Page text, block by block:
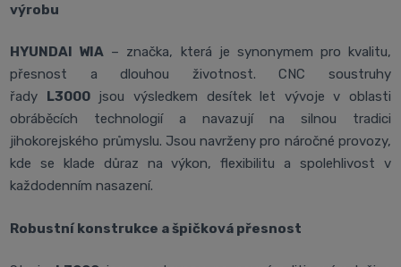
výrobu
HYUNDAI WIA – značka, která je synonymem pro kvalitu,
přesnost a dlouhou životnost. CNC soustruhy
řady L3000jsou výsledkem desítek let vývoje v oblasti
obráběcích technologií a navazují na silnou tradici
jihokorejského průmyslu. Jsou navrženy pro náročné provozy,
kde se klade důraz na výkon, flexibilitu a spolehlivost v
každodenním nasazení.
Robustní konstrukce a špičková přesnost